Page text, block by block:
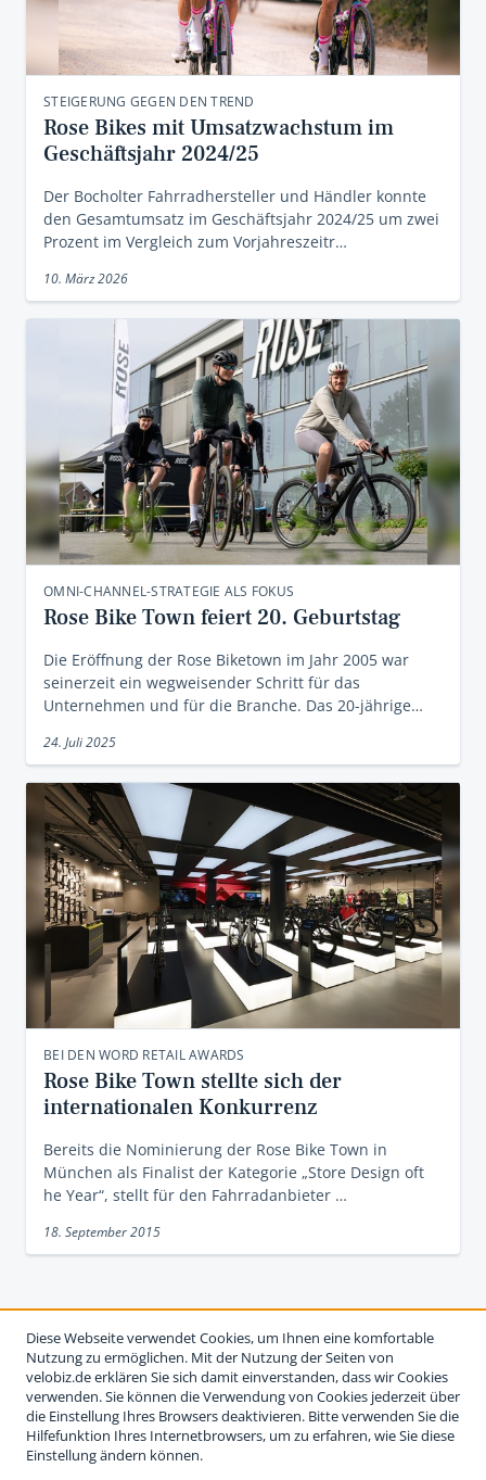
STEIGERUNG GEGEN DEN TREND
Rose Bikes mit Umsatzwachstum im
Geschäftsjahr 2024/25
Der Bocholter Fahrradhersteller und Händler konnte
den Gesamtumsatz im Geschäftsjahr 2024/25 um zwei
Prozent im Vergleich zum Vorjahreszeitr…
10. März 2026
OMNI-CHANNEL-STRATEGIE ALS FOKUS
Rose Bike Town feiert 20. Geburtstag
Die Eröffnung der Rose Biketown im Jahr 2005 war
seinerzeit ein wegweisender Schritt für das
Unternehmen und für die Branche. Das 20-jährige…
24. Juli 2025
BEI DEN WORD RETAIL AWARDS
Rose Bike Town stellte sich der
internationalen Konkurrenz
Bereits die Nominierung der Rose Bike Town in
München als Finalist der Kategorie „Store Design oft
he Year“, stellt für den Fahrradanbieter …
18. September 2015
Diese Webseite verwendet Cookies, um Ihnen eine komfortable
Nutzung zu ermöglichen. Mit der Nutzung der Seiten von
velobiz.de erklären Sie sich damit einverstanden, dass wir Cookies
verwenden. Sie können die Verwendung von Cookies jederzeit über
die Einstellung Ihres Browsers deaktivieren. Bitte verwenden Sie die
Hilfefunktion Ihres Internetbrowsers, um zu erfahren, wie Sie diese
Einstellung ändern können.